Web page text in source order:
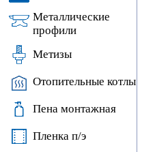
Металлические
профили
Метизы
Отопительные котлы
Пена монтажная
Пленка п/э